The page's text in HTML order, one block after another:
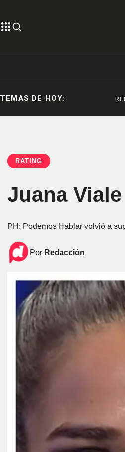
TEMAS DE HOY:
RATING
Juana
PH: Podemos Hablar volvió a
Por Redacción